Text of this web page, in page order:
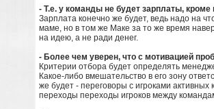
- Т.е. у команды не будет зарплаты,
Зарплата конечно же будет, ведь надо на
маме, но в том же Маке за то же время
на идею, а не ради денег.
- Более чем уверен, что с мотивацией
Критерии отбора будет определять
Какое-либо вмешательство в его зону
же будет - переговоры с игроками
переходы переходы игроков между